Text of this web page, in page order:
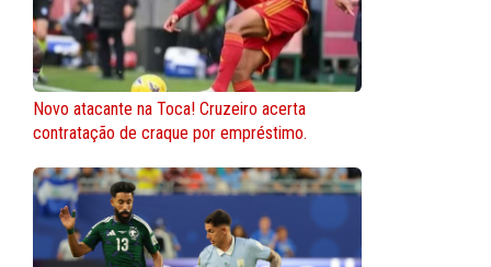
Novo atacante na Toca! Cruzeiro acerta
contratação de craque por empréstimo.